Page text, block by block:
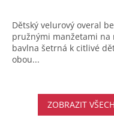
Dětský velurový overal
pružnými manžetami na
bavlna šetrná k citlivé
obou...
ZOBRAZIT